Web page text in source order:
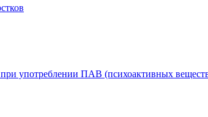
при употреблении ПАВ (психоактивных